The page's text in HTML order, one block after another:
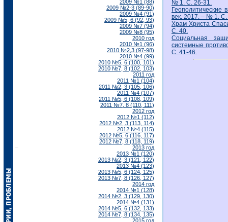
2009 №1 (88)
2009 №2-3 (89-90)
2009 №4 (91)
2009 №5, 6 (92, 93)
2009 №7 (94)
2009 №8 (95)
2010 год
2010 №1 (96)
2010 №2,3 (97-98)
2010 №4 (99)
2010 №5, 6 (100, 101)
2010 №7, 8 (102, 103)
2011 год
2011 №1 (104)
2011 №2, 3 (105, 106)
2011 №4 (107)
2011 №5, 6 (108, 109)
2011 №7, 8 (110, 111)
2012 год
2012 №1 (112)
2012 №2, 3 (113, 114)
2012 №4 (115)
2012 №5, 6 (116, 117)
2012 №7, 8 (118, 119)
2013 год
2013 №1 (120)
2013 №2, 3 (121, 122)
2013 №4 (123)
2013 №5, 6 (124, 125)
2013 №7, 8 (126, 127)
2014 год
2014 №1 (128)
2014 №2, 3 (129, 130)
2014 №4 (131)
2014 №5, 6 (132, 133)
2014 №7, 8 (134, 135)
2015 год
№ 1. С. 26-31.
Геополитические
век. 2017. – № 1. С.
Храм Христа
С. 40.
Социальная
системные
С. 41-46.